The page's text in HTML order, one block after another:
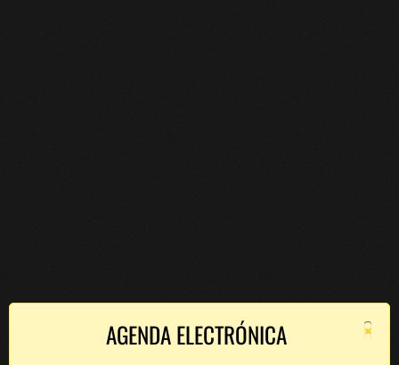
×
AGENDA ELECTRÓNICA